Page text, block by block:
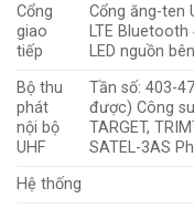
Cổng
giao
tiếp
Cổng ăng-ten
LTE Bluetooth
LED nguồn
Bộ thu
phát
nội bộ
UHF
Tần số: 403-
được) Công
TARGET,
SATEL-3AS
Hệ thống